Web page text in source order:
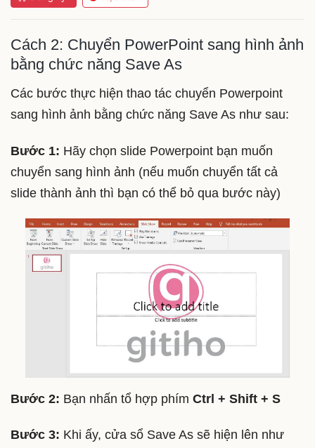
Cách 2: Chuyển PowerPoint sang hình ảnh
bằng chức năng Save As
Các bước thực hiện thao tác chuyển Powerpoint
sang hình ảnh bằng chức năng Save As như sau:
Bước 1: Hãy chọn slide Powerpoint bạn muốn
chuyển sang hình ảnh (nếu muốn chuyển tất cả
slide thành ảnh thì bạn có thể bỏ qua bước này)
Bước 2: Bạn nhấn tổ hợp phím Ctrl + Shift + S
Bước 3: Khi ấy, cửa sổ Save As sẽ hiện lên như